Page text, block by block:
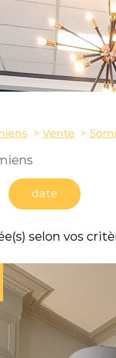
Vente
date
selon vos